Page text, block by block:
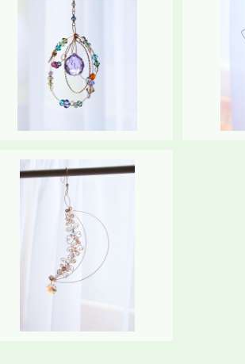
サンキャッチャー《universe（小
宇宙）》スタンド付き
¥9,100
SOLD OUT
サンキ
サンキャッチャー《moon（月）》
¥6,000
SOLD OUT